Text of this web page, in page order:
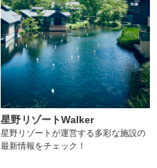
星野リゾートWalker
星野リゾートが運営する多彩な施設の
最新情報をチェック！